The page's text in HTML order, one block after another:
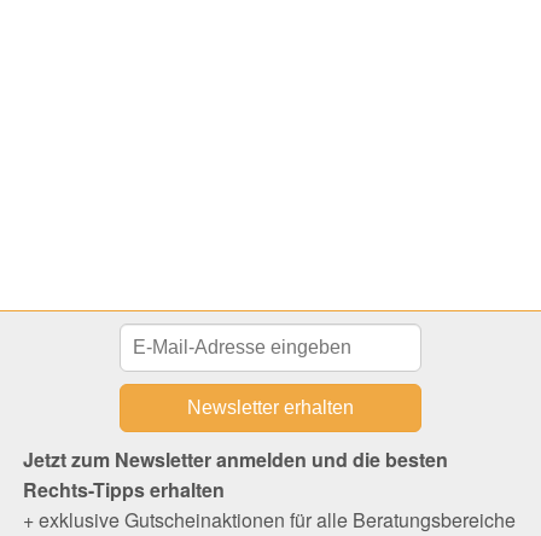
Jetzt zum Newsletter anmelden und die besten
Rechts-Tipps erhalten
+ exklusive Gutscheinaktionen für alle Beratungsbereiche